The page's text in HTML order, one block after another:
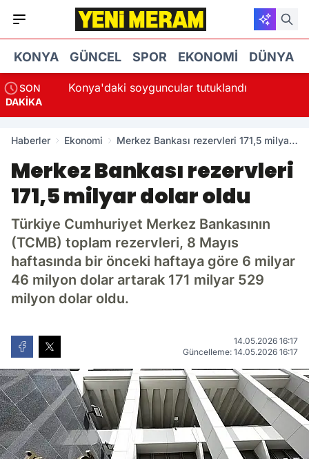
KONYA GÜNCEL SPOR EKONOMI DÜNYA
SON
DAKİKA
Konya'daki soyguncular tutuklandı
Haberler Ekonomi
Merkez Bankası rezervleri 171,5 milyar
Merkez Bankası rezervleri
171,5 milyar dolar oldu
Türkiye Cumhuriyet Merkez Bankasının
(TCMB) toplam rezervleri, 8 Mayıs
haftasında bir önceki haftaya göre 6 milyar
46 milyon dolar artarak 171 milyar 529
milyon dolar oldu.
14.05.2026 16:17
Güncelleme: 14.05.2026 16:17